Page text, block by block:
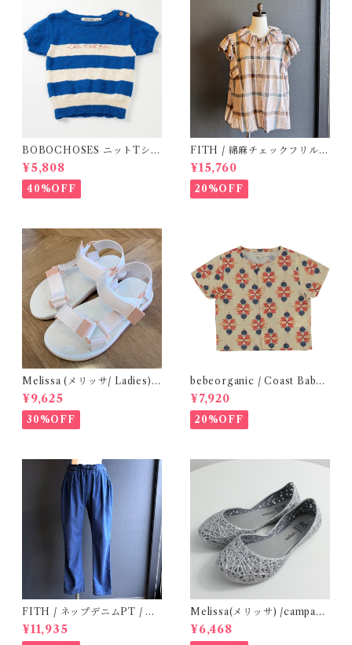
BOBOCHOSES ニットTシャ
ツ(ボーダー)
¥5,808
40%OFF
FITH / 綿麻チェックフリルブ
ラウス(Be) / Size 1・2
¥15,760
20%OFF
Melissa (メリッサ/ Ladies)
Papete +Rider / White
¥9,625
30%OFF
bebeorganic / Coast Baby
Shirt Under The Sea ( 24m)
¥7,920
20%OFF
FITH / ネップデニムPT / サ
イズ2
¥11,935
Melissa(メリッサ) /campana
(Silver)28-32
¥6,468